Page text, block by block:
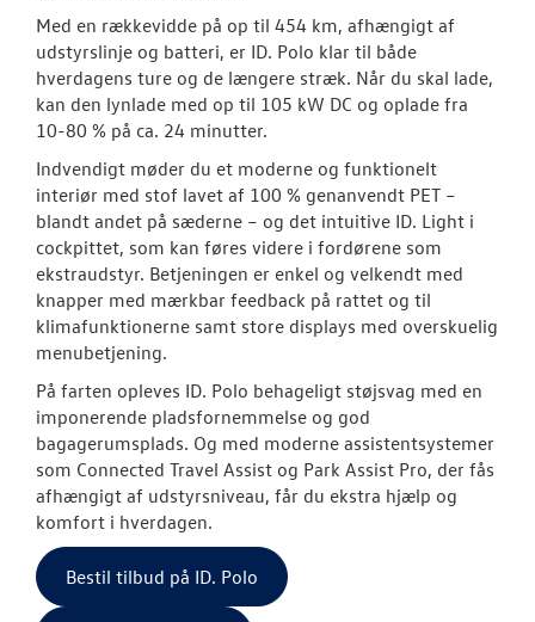
ID.3 Neo
ID.4
ID.5
Book en
ID. Buzz
Den nye
Med en rækkevidde på op til 454 km, afhængigt af
udstyrslinje og batteri, er ID. Polo klar til både
hverdagens ture og de længere stræk. Når du skal lade,
kan den lynlade med op til 105 kW DC og oplade fra
10-80 % på ca. 24 minutter.
Indvendigt møder du et moderne og funktionelt
interiør med stof lavet af 100 % genanvendt PET –
blandt andet på sæderne – og det intuitive ID. Light i
cockpittet, som kan føres videre i fordørene som
ekstraudstyr. Betjeningen er enkel og velkendt med
knapper med mærkbar feedback på rattet og til
klimafunktionerne samt store displays med overskuelig
menubetjening.
På farten opleves ID. Polo behageligt støjsvag med en
imponerende pladsfornemmelse og god
bagagerumsplads. Og med moderne assistentsystemer
som Connected Travel Assist og Park Assist Pro, der fås
afhængigt af udstyrsniveau, får du ekstra hjælp og
komfort i hverdagen.
Bestil tilbud på ID. Polo